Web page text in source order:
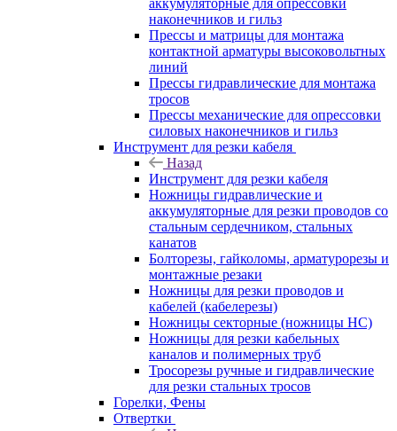
аккумуляторные для опрессовки
наконечников и гильз
Прессы и матрицы для монтажа
контактной арматуры высоковольтных
линий
Прессы гидравлические для монтажа
тросов
Прессы механические для опрессовки
силовых наконечников и гильз
Инструмент для резки кабеля
Назад
Инструмент для резки кабеля
Ножницы гидравлические и
аккумуляторные для резки проводов со
стальным сердечником, стальных
канатов
Болторезы, гайколомы, арматурорезы и
монтажные резаки
Ножницы для резки проводов и
кабелей (кабелерезы)
Ножницы секторные (ножницы НС)
Ножницы для резки кабельных
каналов и полимерных труб
Тросорезы ручные и гидравлические
для резки стальных тросов
Горелки, Фены
Отвертки